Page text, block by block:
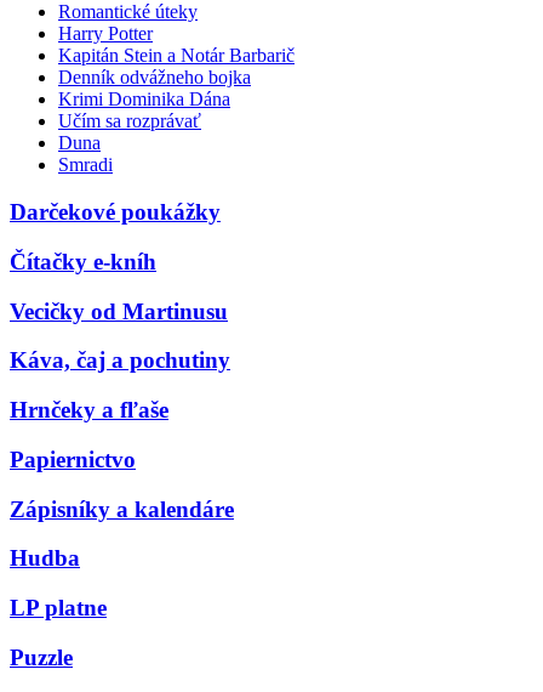
Romantické úteky
Harry Potter
Kapitán Stein a Notár Barbarič
Denník odvážneho bojka
Krimi Dominika Dána
Učím sa rozprávať
Duna
Smradi
Darčekové poukážky
Čítačky e-kníh
Vecičky od Martinusu
Káva, čaj a pochutiny
Hrnčeky a fľaše
Papiernictvo
Zápisníky a kalendáre
Hudba
LP platne
Puzzle